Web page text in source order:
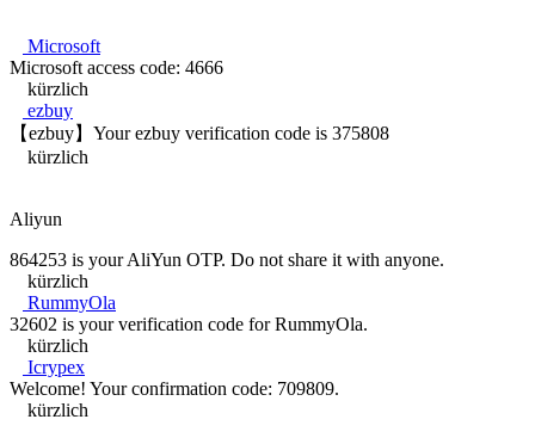
Microsoft
Microsoft access code: 4666
kürzlich
ezbuy
【ezbuy】Your ezbuy verification code is 375808
kürzlich
Aliyun
864253 is your AliYun OTP. Do not share it with anyone.
kürzlich
RummyOla
32602 is your verification code for RummyOla.
kürzlich
Icrypex
Welcome! Your confirmation code: 709809.
kürzlich